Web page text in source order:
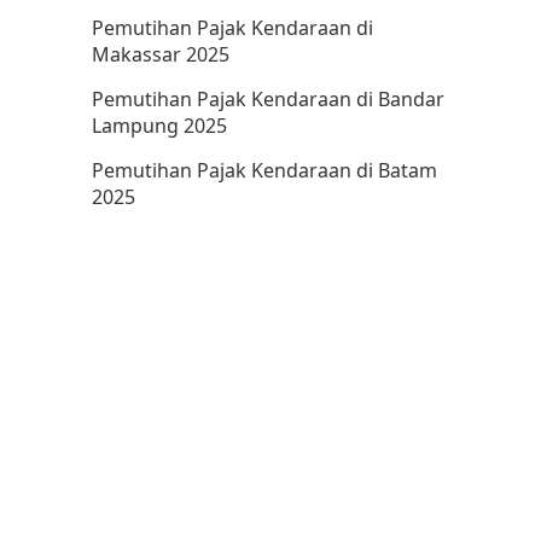
Pemutihan Pajak Kendaraan di
Makassar 2025
Pemutihan Pajak Kendaraan di Bandar
Lampung 2025
Pemutihan Pajak Kendaraan di Batam
2025